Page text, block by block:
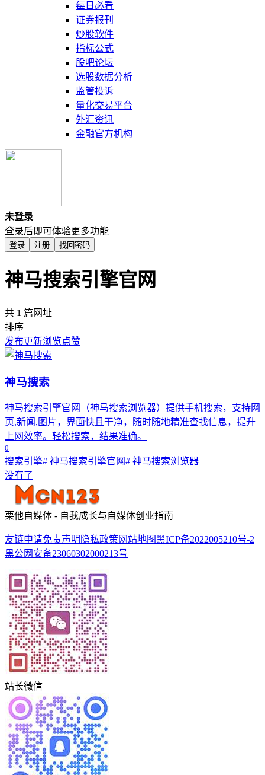
每日必看
证券报刊
炒股软件
指标公式
股吧论坛
选股数据分析
监管投诉
量化交易平台
外汇资讯
金融官方机构
未登录
登录后即可体验更多功能
登录 注册 找回密码
神马搜索引擎官网
共 1 篇网址
排序
发布更新浏览点赞
神马搜索
神马搜索引擎官网（神马搜索浏览器）提供手机搜索，支持网
页,新闻,图片，界面快且干净，随时随地精准查找信息，提升
上网效率。轻松搜索，结果准确。
0
搜索引擎# 神马搜索引擎官网# 神马搜索浏览器
没有了
栗他自媒体 - 自我成长与自媒体创业指南
友链申请免责声明 隐私政策 网站地图黑ICP备2022005210号-2
黑公网安备23060302000213号
站长微信